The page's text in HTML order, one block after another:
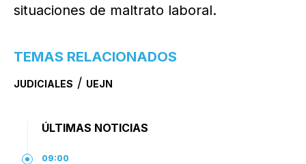
situaciones de maltrato laboral.
TEMAS RELACIONADOS
JUDICIALES / UEJN
ÚLTIMAS NOTICIAS
09:00